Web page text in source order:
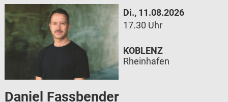
Di., 11.08.2026
17.30 Uhr
Daniel Fassbender
KOBLENZ
Rheinhafen